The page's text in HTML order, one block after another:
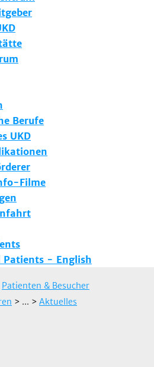
Berufe
UKD
Filme
- English
Patienten & Besucher
> ... > Aktuelles